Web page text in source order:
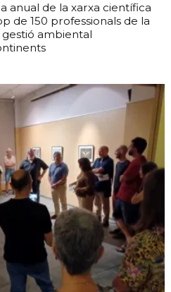
anual de la xarxa científica
de 150 professionals de la
ambiental